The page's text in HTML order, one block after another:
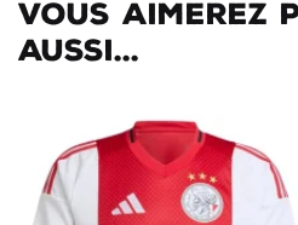
Vous aimerez
aussi...